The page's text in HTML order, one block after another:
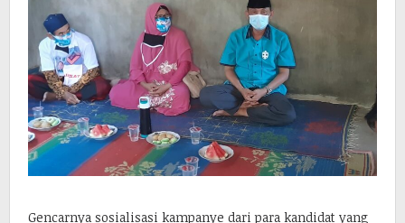
Gencarnya sosialisasi kampanye dari para kandidat yang